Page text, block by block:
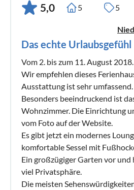
5,0 5 5
Das echte Urlaubsgefühl
Vom 2. bis zum 11. August 2018.
Wir empfehlen dieses
Ausstattung ist sehr umfassend.
Besonders beeindruckend ist
Wohnzimmer. Die Einrichtung
vom Foto auf der Website.
Es gibt jetzt ein modernes
komfortable Sessel mit
Ein großzügiger Garten vor
viel Privatsphäre.
Die meisten